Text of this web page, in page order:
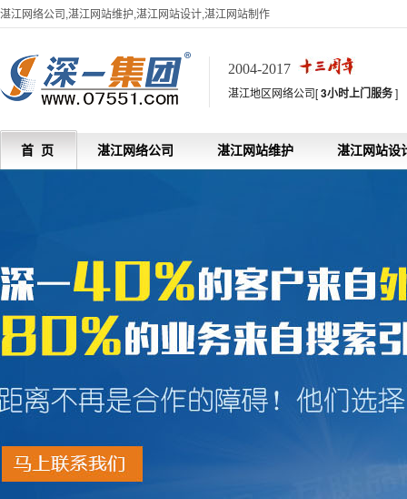
湛江网络公司,湛江网站维护,湛江网站设计,湛江网站制作
2004-2017
湛江地区网络公司[3小时上门服务]
首 页 湛江网络公司 湛江网站维护 湛江网站设